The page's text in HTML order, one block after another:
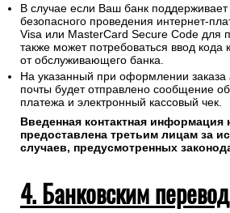
В случае если Ваш банк поддерживает
безопасного проведения интернет-
Visa или MasterCard Secure Code для
также может потребоваться ввод кода
от обслуживающего банка.
На указанный при оформлении заказа
почты будет отправлено сообщение
платежа и электронный кассовый чек.
Введенная контактная информация
предоставлена третьим лицам за
случаев, предусмотренных
4. Банковским